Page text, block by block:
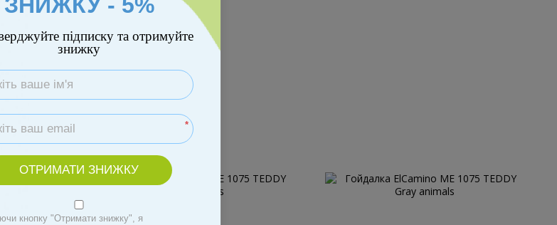
підписку та отримуйте
знижку
*
ОТРИМАТИ ЗНИЖКУ
кнопку "Отримати знижку", я